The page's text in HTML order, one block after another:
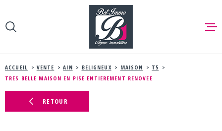
lamenu
contenu
ACCUEIL VENTE AIN BELIGNEUX MAISON
T5
TRES BELLE MAISON EN PISE ENTIEREMENT RENOVEE
RETOUR